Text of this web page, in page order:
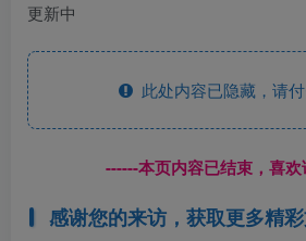
更新中
此处内容已隐藏，请
------本页内容已结束，喜
感谢您的来访，获取更多精彩